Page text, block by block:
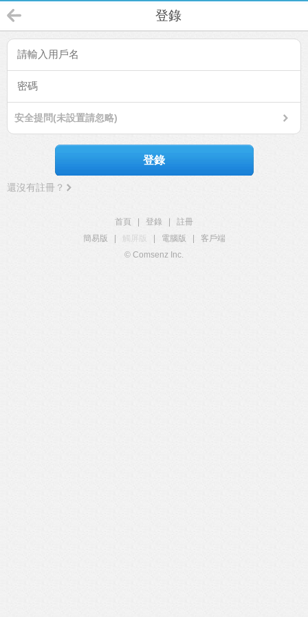
登錄
安全提問(未設置請忽略)
登錄
還沒有註冊？
首頁 登錄
註冊
簡易版
觸屏版 電腦版
客戶端
© Comsenz Inc.